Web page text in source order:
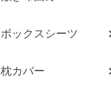
ボックスシーツ
枕カバー